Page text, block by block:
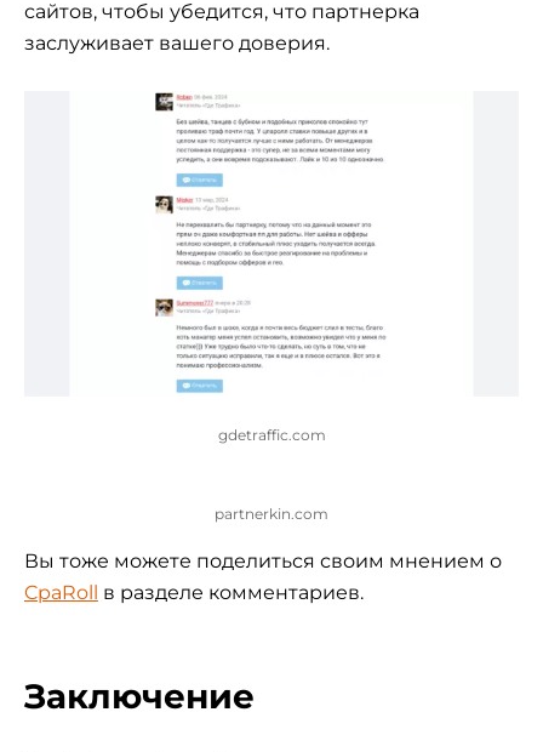
сайтов, чтобы убедится, что партнерка
заслуживает вашего доверия.
gdetraffic.com
partnerkin.com
Вы тоже можете поделиться своим мнением о
CpaRoll в разделе комментариев.
Заключение